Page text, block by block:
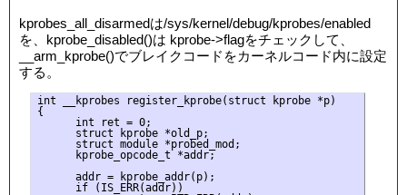
kprobes_all_disarmedは/sys/kernel/debug/kprobes/enabled
を、kprobe_disabled()は kprobe->flagをチェックして、
__arm_kprobe()でブレイクコードをカーネルコード内に設定
する。
int __kprobes register_kprobe(struct kprobe *p)
{
      int ret = 0;
      struct kprobe *old_p;
      struct module *probed_mod;
      kprobe_opcode_t *addr;
      addr = kprobe_addr(p);
      if (IS_ERR(addr))